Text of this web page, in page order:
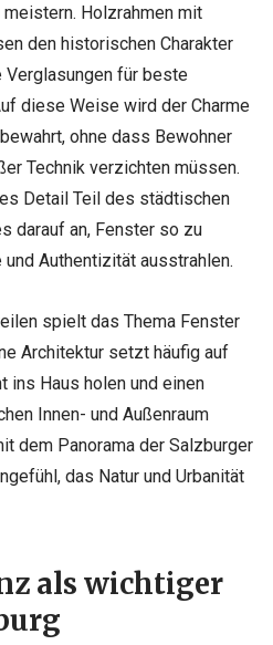
Holzrahmen mit
den historischen Charakter
Verglasungen für beste
diese Weise wird der Charme
ohne dass Bewohner
Technik verzichten müssen.
Detail Teil des städtischen
darauf an, Fenster so zu
Authentizität ausstrahlen.
spielt das Thema Fenster
Architektur setzt häufig auf
ins Haus holen und einen
Innen- und Außenraum
dem Panorama der Salzburger
das Natur und Urbanität
als wichtiger